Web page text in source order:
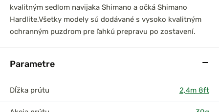
kvalitným sedlom navijaka Shimano a očká Shimano
Hardlite.Všetky modely sú dodávané s vysoko kvalitným
ochranným puzdrom pre ľahkú prepravu po zostavení.
Parametre
Dĺžka prútu 2,4m 8ft